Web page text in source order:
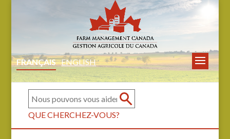
FRANÇAIS ENGLISH
QUE CHERCHEZ-VOUS?